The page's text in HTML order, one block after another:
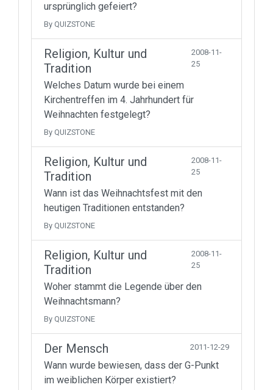
ursprünglich gefeiert?
By QUIZSTONE
Religion, Kultur und
Tradition
2008-11-
25
Welches Datum wurde bei einem
Kirchentreffen im 4. Jahrhundert für
Weihnachten festgelegt?
By QUIZSTONE
Religion, Kultur und
Tradition
2008-11-
25
Wann ist das Weihnachtsfest mit den
heutigen Traditionen entstanden?
By QUIZSTONE
Religion, Kultur und
Tradition
2008-11-
25
Woher stammt die Legende über den
Weihnachtsmann?
By QUIZSTONE
Der Mensch 2011-12-29
Wann wurde bewiesen, dass der G-Punkt
im weiblichen Körper existiert?